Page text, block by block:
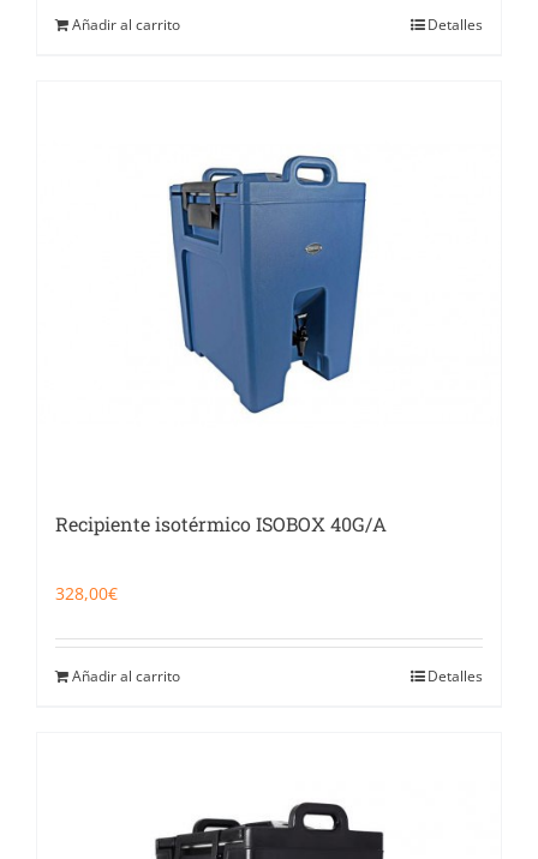
Añadir al carrito Detalles
Recipiente isotérmico ISOBOX 40G/A
328,00€
Añadir al carrito Detalles